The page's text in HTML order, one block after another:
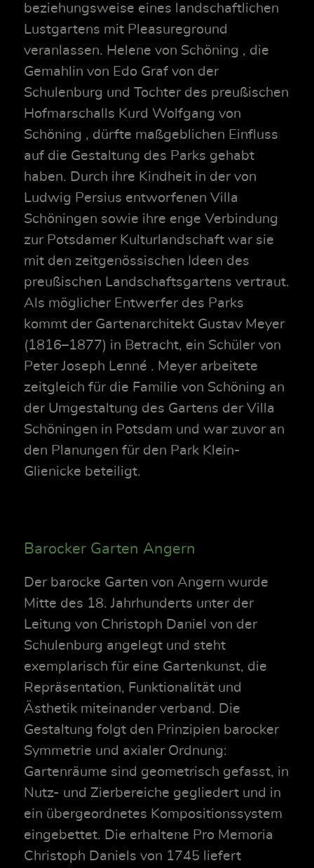
beziehungsweise eines landschaftlichen
Lustgartens mit Pleasureground
veranlassen. Helene von Schöning , die
Gemahlin von Edo Graf von der
Schulenburg und Tochter des preußischen
Hofmarschalls Kurd Wolfgang von
Schöning , dürfte maßgeblichen Einfluss
auf die Gestaltung des Parks gehabt
haben. Durch ihre Kindheit in der von
Ludwig Persius entworfenen Villa
Schöningen sowie ihre enge Verbindung
zur Potsdamer Kulturlandschaft war sie
mit den zeitgenössischen Ideen des
preußischen Landschaftsgartens vertraut.
Als möglicher Entwerfer des Parks
kommt der Gartenarchitekt Gustav Meyer
(1816–1877) in Betracht, ein Schüler von
Peter Joseph Lenné . Meyer arbeitete
zeitgleich für die Familie von Schöning an
der Umgestaltung des Gartens der Villa
Schöningen in Potsdam und war zuvor an
den Planungen für den Park Klein-
Glienicke beteiligt.
Barocker Garten Angern
Der barocke Garten von Angern wurde
Mitte des 18. Jahrhunderts unter der
Leitung von Christoph Daniel von der
Schulenburg angelegt und steht
exemplarisch für eine Gartenkunst, die
Repräsentation, Funktionalität und
Ästhetik miteinander verband. Die
Gestaltung folgt den Prinzipien barocker
Symmetrie und axialer Ordnung:
Gartenräume sind geometrisch gefasst, in
Nutz- und Zierbereiche gegliedert und in
ein übergeordnetes Kompositionssystem
eingebettet. Die erhaltene Pro Memoria
Christoph Daniels von 1745 liefert